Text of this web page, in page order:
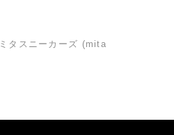
ミタスニーカーズ (mita